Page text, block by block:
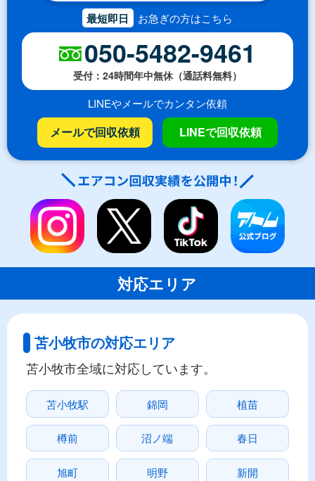
最短即日 お急ぎの方はこちら
050-5482-9461
受付：24時間年中無休（通話料無料）
LINEやメールでカンタン依頼
メールで回収依頼 LINEで回収依頼
対応エリア
苫小牧市の対応エリア
苫小牧市全域に対応しています。
苫小牧駅 錦岡 植苗
樽前 沼ノ端 春日
旭町 明野 新開